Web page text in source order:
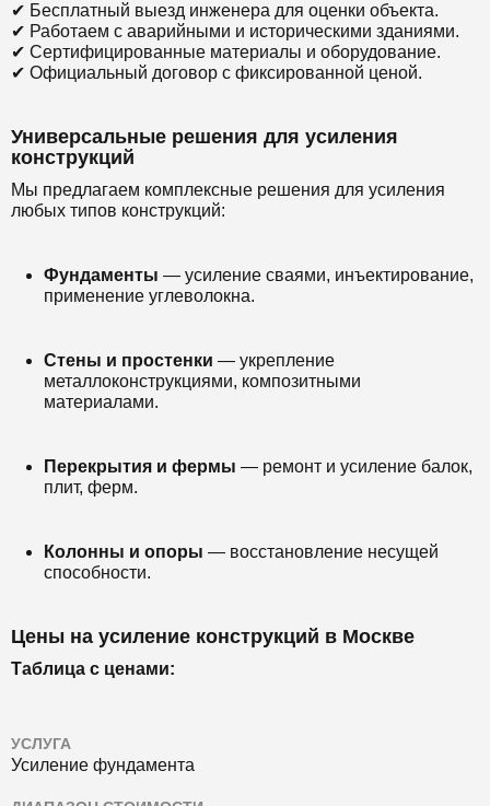
✔ Бесплатный выезд инженера для оценки объекта.
✔ Работаем с аварийными и историческими зданиями.
✔ Сертифицированные материалы и оборудование.
✔ Официальный договор с фиксированной ценой.
Универсальные решения для усиления
конструкций
Мы предлагаем комплексные решения для усиления
любых типов конструкций:
Фундаменты — усиление сваями, инъектирование,
применение углеволокна.
Стены и простенки — укрепление
металлоконструкциями, композитными
материалами.
Перекрытия и фермы — ремонт и усиление балок,
плит, ферм.
Колонны и опоры — восстановление несущей
способности.
Цены на усиление конструкций в Москве
Таблица с ценами:
УСЛУГА
Усиление фундамента